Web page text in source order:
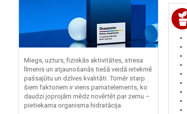
Miegs, uzturs, fiziskās aktivitātes, stresa
līmenis un atjaunošanās tiešā veidā ietekmē
pašsajūtu un dzīves kvalitāti. Tomēr starp
šiem faktoriem ir viens pamatelements, ko
daudzi joprojām mēdz novērtēt par zemu –
pietiekama organisma hidratācija.